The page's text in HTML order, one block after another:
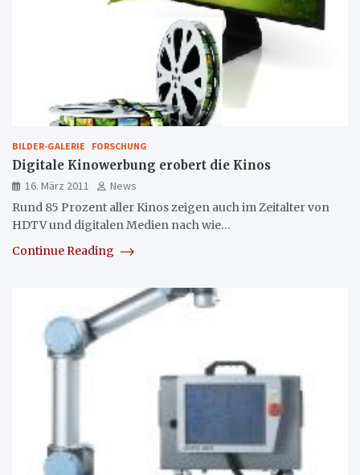
BILDER-GALERIE FORSCHUNG
Digitale Kinowerbung erobert die Kinos
16. März 2011
News
Rund 85 Prozent aller Kinos zeigen auch im Zeitalter von
HDTV und digitalen Medien nach wie…
Continue Reading